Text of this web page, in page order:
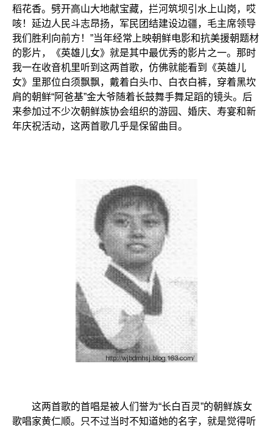
稻花香。劈开高山大地献宝藏，拦河筑坝引水上山岗，哎
咳！延边人民斗志昂扬，军民团结建设边疆，毛主席领导
我们胜利向前方！”当年经常上映朝鲜电影和抗美援朝题材
的影片，《英雄儿女》就是其中最优秀的影片之一。那时
我一在收音机里听到这两首歌，仿佛就能看到《英雄儿
女》里那位白须飘飘，戴着白头巾、白衣白裤，穿着黑坎
肩的朝鲜“阿爸基”金大爷随着长鼓舞手舞足蹈的镜头。后
来参加过不少次朝鲜族协会组织的游园、婚庆、寿宴和新
年庆祝活动，这两首歌几乎是保留曲目。
这两首歌的首唱是被人们誉为“长白百灵”的朝鲜族女
歌唱家黄仁顺。只不过当时不知道她的名字，就是觉得听